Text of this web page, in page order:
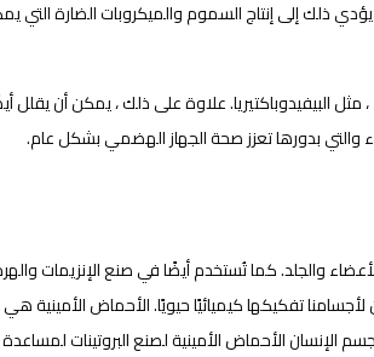
ذلك إلى إنتاج السموم والميكروبات الضارة
، مثل البيفيدوباكتيريا. علاوة على ذلك ، يمكن أن
والتي بدورها تعزز صحة الجهاز الهضمي بشكل عام.
والجلد. كما تُستخدم أيضًا في صنع الإنزيمات
تفكيكها كيميائيًا حيويًا. الأحماض الأمينية
الإنسان الأحماض الأمينية لصنع البروتينات